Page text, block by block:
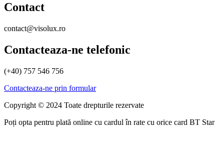
Contact
contact@visolux.ro
Contacteaza-ne telefonic
(+40) 757 546 756
Contacteaza-ne prin formular
Copyright © 2024 Toate drepturile rezervate
Poți opta pentru plată online cu cardul în rate cu orice card BT Star